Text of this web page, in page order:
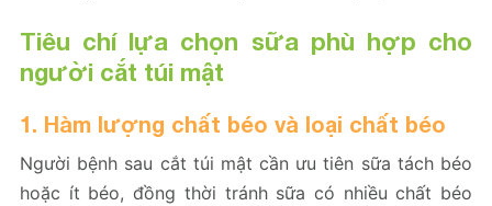
Tiêu chí lựa chọn sữa phù hợp cho
người cắt túi mật
1. Hàm lượng chất béo và loại chất béo
Người bệnh sau cắt túi mật cần ưu tiên sữa tách béo
hoặc ít béo, đồng thời tránh sữa có nhiều chất béo